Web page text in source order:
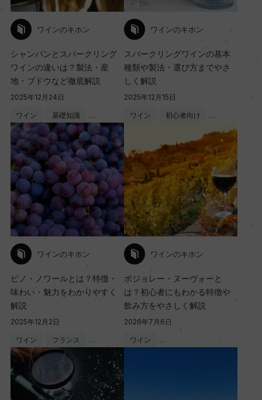
ワインのキホン
シャンパンとスパークリング
ワインの違いは？製法・産
地・ブドウなど徹底解説
2025年12月24日
ワイン 基礎知識 …
ワインのキホン
スパークリングワインの基本
種類や製法・選び方までやさ
しく解説
2025年12月15日
ワイン 初心者向け …
ワインのキホン
ピノ・ノワールとは？特徴・
味わい・魅力をわかりやすく
解説
2025年12月2日
ワイン フランス …
ワインのキホン
ボジョレー・ヌーヴォーと
は？初心者にもわかる特徴や
飲み方をやさしく解説
2026年7月6日
ワイン …